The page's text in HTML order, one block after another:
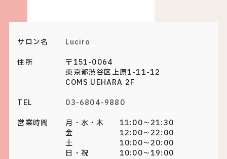
サロン名
Luciro
住所
〒151-0064
東京都渋谷区上原1-11-12
COMS UEHARA 2F
TEL
03-6804-9880
営業時間
月・水・木 11:00～21:30
金 12:00～22:00
土 10:00～20:00
日・祝 10:00～19:00